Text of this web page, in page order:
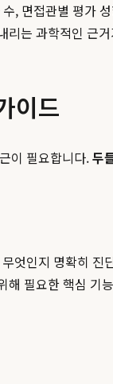
, 면접관별 평가
리는 과학적인 근
이드
이 필요합니다.두
인지 명확히
필요한 핵심